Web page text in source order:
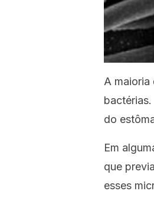
A maioria
do
Em
que
esses